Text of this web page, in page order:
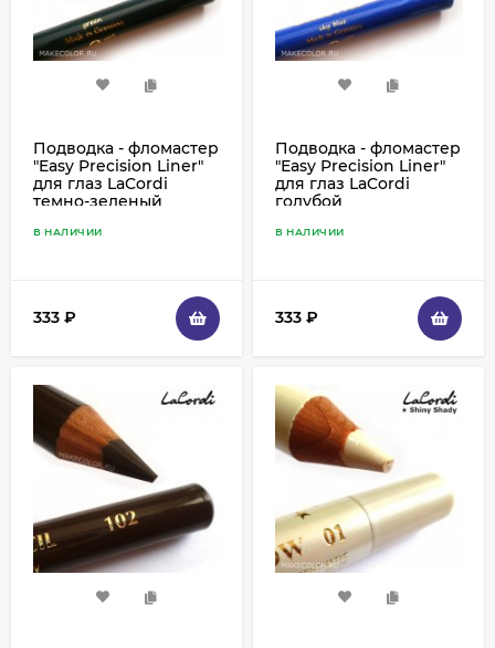
Подводка - фломастер
"Easy Precision Liner"
для глаз LaCordi
темно-зеленый
В НАЛИЧИИ
333 ₽
Подводка - фломастер
"Easy Precision Liner"
для глаз LaCordi
голубой
В НАЛИЧИИ
333 ₽